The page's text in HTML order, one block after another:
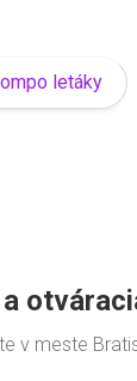
letáky
v meste